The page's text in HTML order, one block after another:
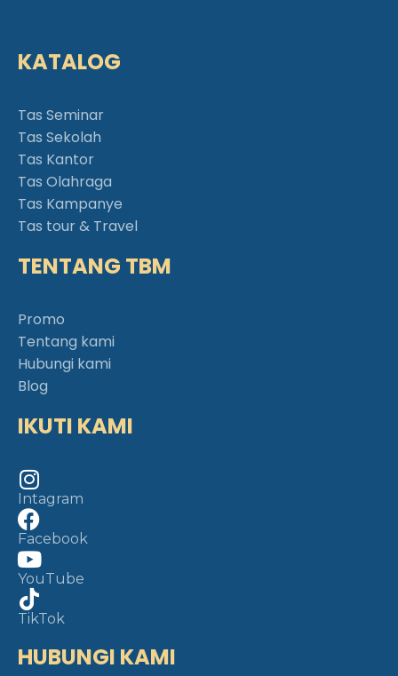
KATALOG
Tas Seminar
Tas Sekolah
Tas Kantor
Tas Olahraga
Tas Kampanye
Tas tour & Travel
TENTANG TBM
Promo
Tentang kami
Hubungi kami
Blog
IKUTI KAMI
Intagram
Facebook
YouTube
TikTok
HUBUNGI KAMI